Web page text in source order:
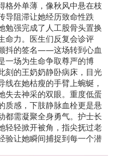
格外单薄，像秋风中悬在枝
导阻滞让她经历致命性跌
勉强完成了人工股骨头置换
命力。医生们反复会诊评
抖的签名——这场转到心血
一场为生命争取尊严的博
的王奶奶静卧病床，目光
在她枯瘦的手臂上蜿蜒，
失去神采的双眼。重度低蛋
质感，下肢静脉血栓更是悬
都需凝聚全身勇气。护士长
轻轻掀开被角，指尖抚过老
验让她瞬间捕捉到每一个潜